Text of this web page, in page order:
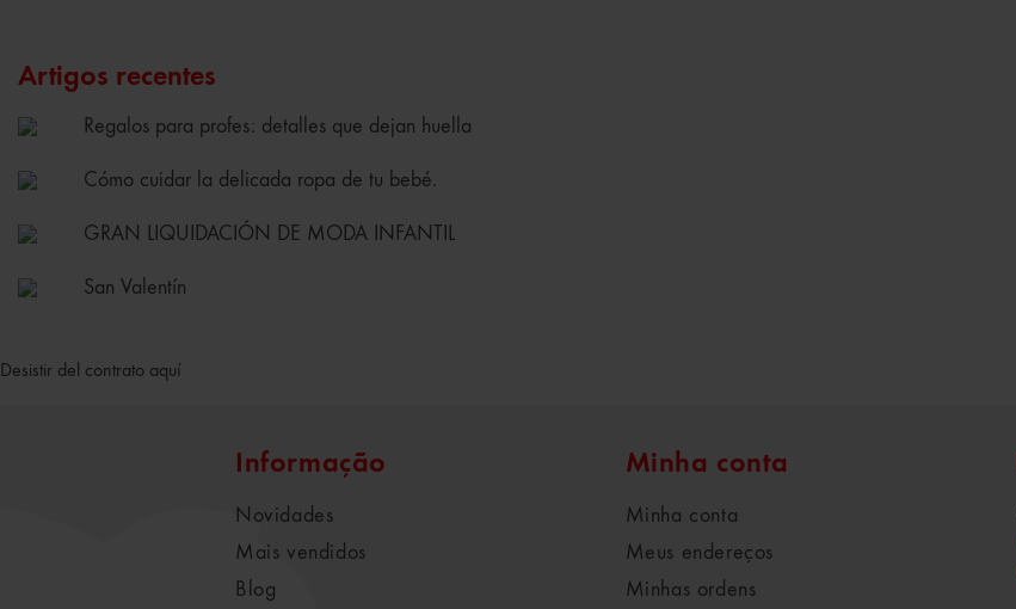
Artigos recentes
Regalos para profes: detalles que dejan huella
Cómo cuidar la delicada ropa de tu bebé.
GRAN LIQUIDACIÓN DE MODA INFANTIL
San Valentín
Desistir del contrato aquí
Informação
Novidades
Mais vendidos
Blog
Minha conta
Minha conta
Meus endereços
Minhas ordens